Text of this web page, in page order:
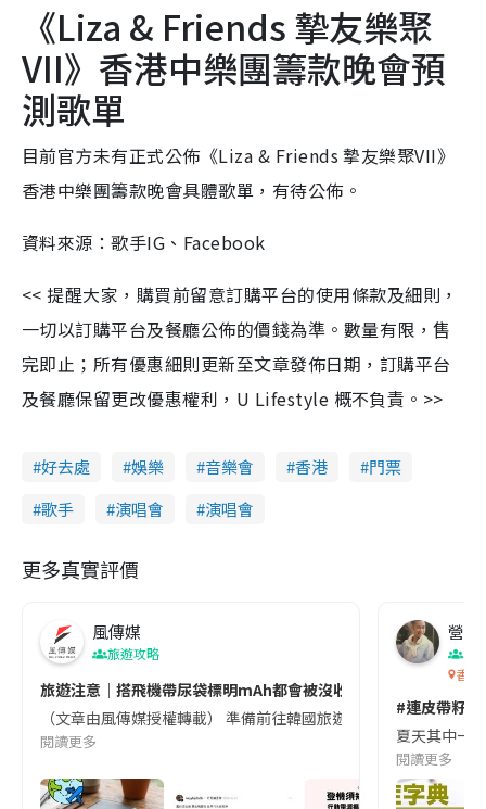
《Liza & Friends 摯友樂聚
VII》香港中樂團籌款晚會預
測歌單
目前官方未有正式公佈《Liza & Friends 摯友樂聚VII》
香港中樂團籌款晚會具體歌單，有待公佈。
資料來源：歌手IG、Facebook
<< 提醒大家，購買前留意訂購平台的使用條款及細則，
一切以訂購平台及餐廳公佈的價錢為準。數量有限，售
完即止；所有優惠細則更新至文章發佈日期，訂購平台
及餐廳保留更改優惠權利，U Lifestyle 概不負責。>>
好去處 娛樂 音樂會 香港
門票
歌手
演唱會 演唱會
更多真實評價
風傳媒
旅遊攻略
旅遊注意｜搭飛機帶尿袋標明mAh都會被沒收😱出發前切記檢查
（文章由風傳媒授權轉載） 準備前往韓國旅遊的民眾，近期要
閱讀更多
營養
香港
#連皮帶籽
夏天其中一
閱讀更多